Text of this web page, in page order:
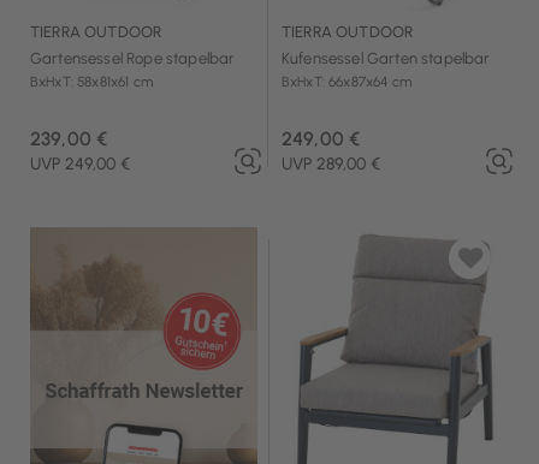
TIERRA OUTDOOR
Gartensessel Rope stapelbar
BxHxT: 58x81x61 cm
239,00 €
UVP 249,00 €
TIERRA OUTDOOR
Kufensessel Garten stapelbar
BxHxT: 66x87x64 cm
249,00 €
UVP 289,00 €